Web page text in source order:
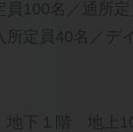
100名／通所定
所定員40名／デ
地下１階 地上10